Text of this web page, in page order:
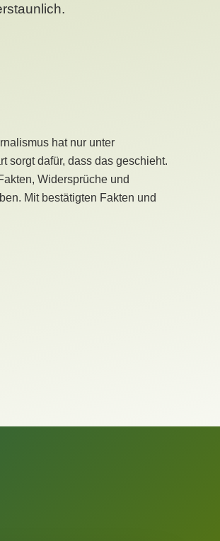
hat nur unter
sorgt dafür, dass das geschieht.
Widersprüche und
Mit bestätigten Fakten und